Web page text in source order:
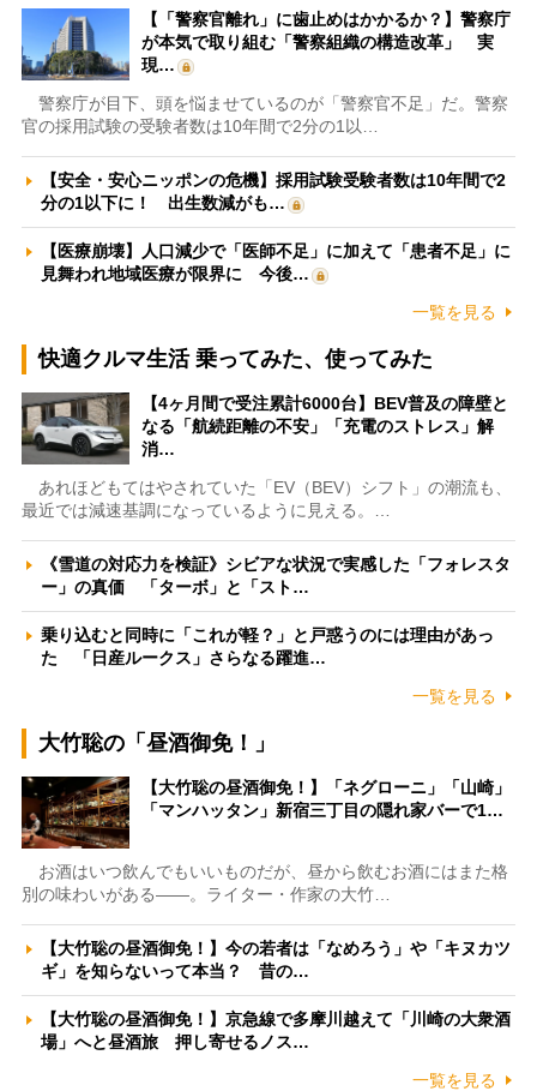
【「警察官離れ」に歯止めはかかるか？】警察庁
が本気で取り組む「警察組織の構造改革」 実
現…
警察庁が目下、頭を悩ませているのが「警察官不足」だ。警察
官の採用試験の受験者数は10年間で2分の1以…
【安全・安心ニッポンの危機】採用試験受験者数は10年間で2
分の1以下に！ 出生数減がも…
【医療崩壊】人口減少で「医師不足」に加えて「患者不足」に
見舞われ地域医療が限界に 今後…
一覧を見る
快適クルマ生活 乗ってみた、使ってみた
【4ヶ月間で受注累計6000台】BEV普及の障壁と
なる「航続距離の不安」「充電のストレス」解
消…
あれほどもてはやされていた「EV（BEV）シフト」の潮流も、
最近では減速基調になっているように見える。…
《雪道の対応力を検証》シビアな状況で実感した「フォレスタ
ー」の真価 「ターボ」と「スト…
乗り込むと同時に「これが軽？」と戸惑うのには理由があっ
た 「日産ルークス」さらなる躍進…
一覧を見る
大竹聡の「昼酒御免！」
【大竹聡の昼酒御免！】「ネグローニ」「山崎」
「マンハッタン」新宿三丁目の隠れ家バーで1…
お酒はいつ飲んでもいいものだが、昼から飲むお酒にはまた格
別の味わいがある――。ライター・作家の大竹…
【大竹聡の昼酒御免！】今の若者は「なめろう」や「キヌカツ
ギ」を知らないって本当？ 昔の…
【大竹聡の昼酒御免！】京急線で多摩川越えて「川崎の大衆酒
場」へと昼酒旅 押し寄せるノス…
一覧を見る